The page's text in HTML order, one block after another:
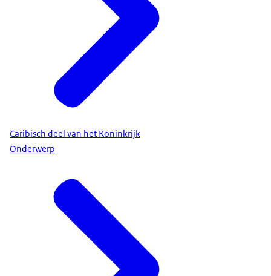
Caribisch deel van het Koninkrijk
Onderwerp